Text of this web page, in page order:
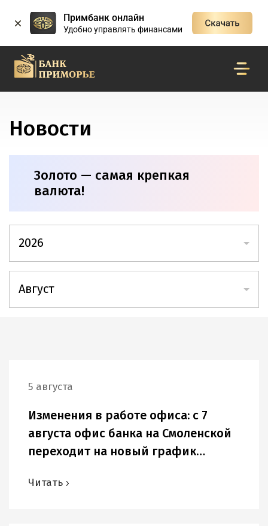
Примбанк онлайн
Удобно управлять финансами
Новости
Золото — самая крепкая
валюта!
2026
2026
2025
2020
2019
Август
Апрель
Март
5 августа
Изменения в работе офиса: с 7
августа офис банка на Смоленской
переходит на новый график
Читать